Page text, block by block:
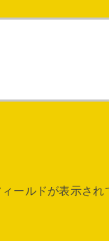
ールドが表示され